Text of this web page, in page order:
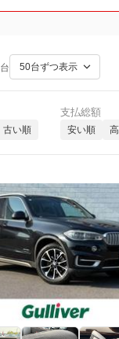
台
古い順
支払総額
安い順